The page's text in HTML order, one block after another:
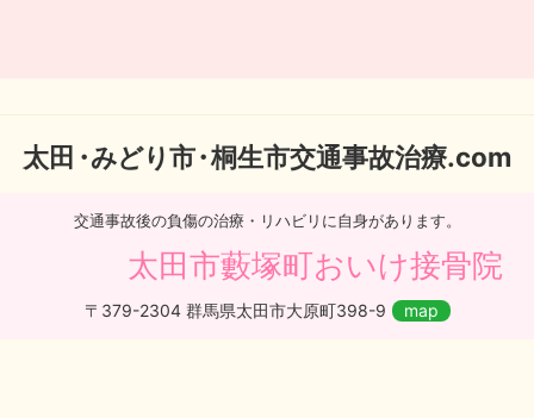
太田・みどり市・桐生市交通事故治療.com
交通事故後の負傷の治療・リハビリに自身があります。
太田市藪塚町おいけ接骨院
〒379-2304 群馬県太田市大原町398-9 map